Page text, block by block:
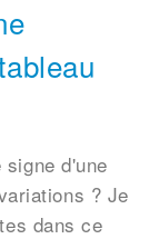
d'une
? Je
dans ce